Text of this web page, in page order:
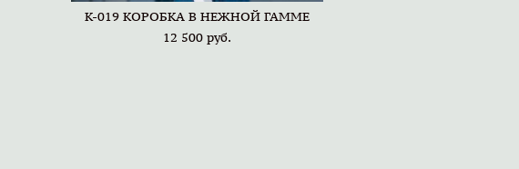
K-019 КОРОБКА В НЕЖНОЙ ГАММЕ
12 500 pуб.